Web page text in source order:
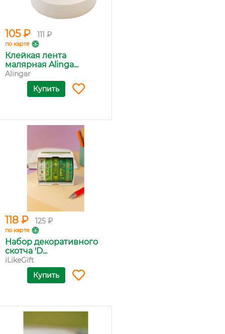
105 ₽ 111 ₽
по карте
Клейкая лента
малярная Alinga...
Alingar
Купить
118 ₽ 125 ₽
по карте
Набор декоративного
скотча 'D...
iLikeGift
Купить